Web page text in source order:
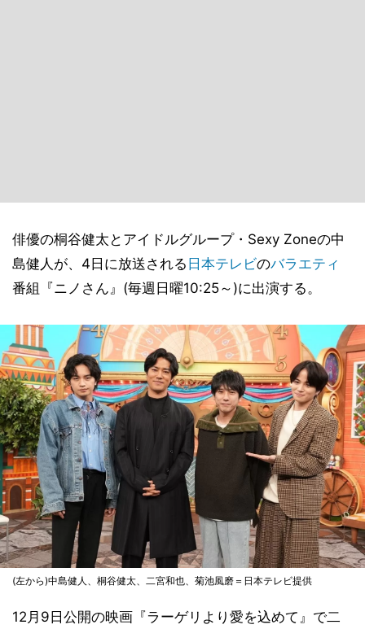
俳優の桐谷健太とアイドルグループ・Sexy Zoneの中
島健人が、4日に放送される 日本テレビのバラエティ
番組『ニノさん』(毎週日曜10:25～)に出演する。
(左から)中島健人、桐谷健太、二宮和也、菊池風磨＝日本テレビ提供
12月9日公開の映画『ラーゲリより愛を込めて』で二